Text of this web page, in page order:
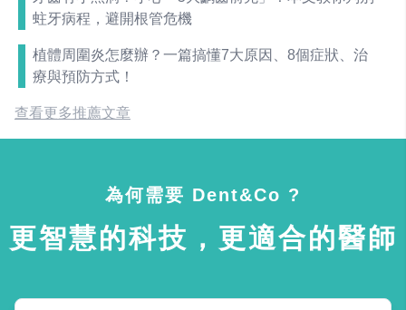
蛀牙病程，避開根管危機
植體周圍炎怎麼辦？一篇搞懂7大原因、8個症狀、治
療與預防方式！
查看更多推薦文章
為何需要 Dent&Co ?
更智慧的科技，更適合的醫師